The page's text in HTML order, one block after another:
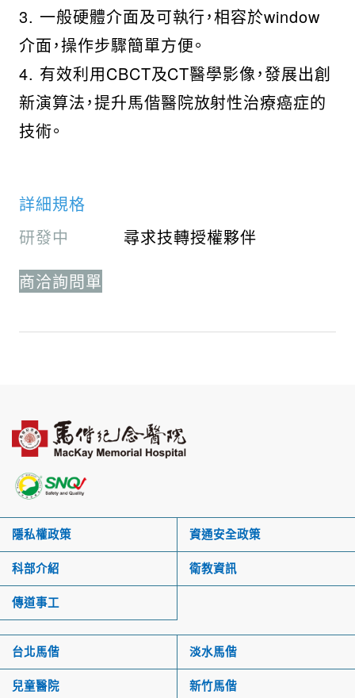
3. 一般硬體介面及可執行，相容於window
介面，操作步驟簡單方便。
4. 有效利用CBCT及CT醫學影像，發展出創
新演算法，提升馬偕醫院放射性治療癌症的
技術。
詳細規格
研發中
尋求技轉授權夥伴
商洽詢問單
隱私權政策 資通安全政策
科部介紹 衛教資訊
傳道事工
台北馬偕 淡水馬偕
兒童醫院 新竹馬偕